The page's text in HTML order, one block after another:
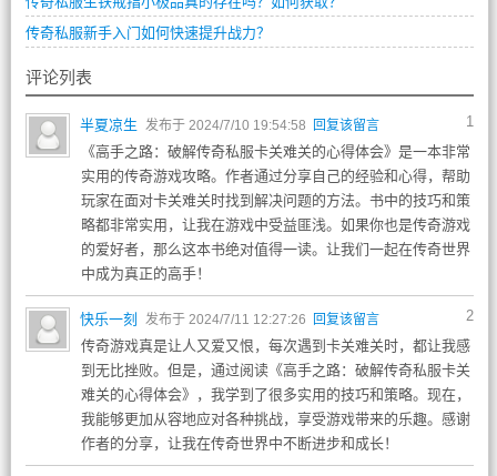
传奇私服新手入门如何快速提升战力？
评论列表
1
半夏凉生 发布于 2024/7/10 19:54:58 回复该留言
《高手之路：破解传奇私服卡关难关的心得体会》是一本非常
实用的传奇游戏攻略。作者通过分享自己的经验和心得，帮助
玩家在面对卡关难关时找到解决问题的方法。书中的技巧和策
略都非常实用，让我在游戏中受益匪浅。如果你也是传奇游戏
的爱好者，那么这本书绝对值得一读。让我们一起在传奇世界
中成为真正的高手！
2
快乐一刻 发布于 2024/7/11 12:27:26 回复该留言
传奇游戏真是让人又爱又恨，每次遇到卡关难关时，都让我感
到无比挫败。但是，通过阅读《高手之路：破解传奇私服卡关
难关的心得体会》，我学到了很多实用的技巧和策略。现在，
我能够更加从容地应对各种挑战，享受游戏带来的乐趣。感谢
作者的分享，让我在传奇世界中不断进步和成长！